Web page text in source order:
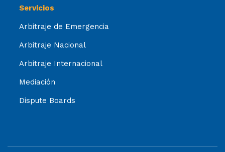
Servicios
Arbitraje de Emergencia
Arbitraje Nacional
Arbitraje Internacional
Mediación
Dispute Boards